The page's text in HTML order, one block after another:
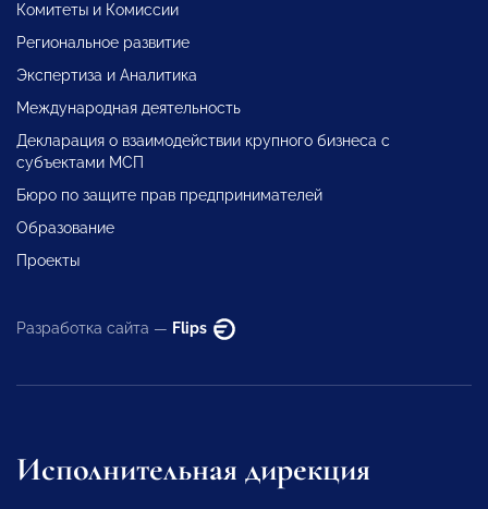
Комитеты и Комиссии
Региональное развитие
Экспертиза и Аналитика
Международная деятельность
Декларация о взаимодействии крупного бизнеса с
субъектами МСП
Бюро по защите прав предпринимателей
Образование
Проекты
Разработка сайта — Flips
Исполнительная дирекция